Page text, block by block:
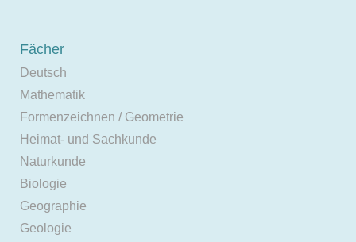
Fächer
Deutsch
Mathematik
Formenzeichnen / Geometrie
Heimat- und Sachkunde
Naturkunde
Biologie
Geographie
Geologie